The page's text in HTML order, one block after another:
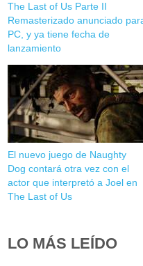
The Last of Us Parte II
Remasterizado anunciado
PC, y ya tiene fecha de
lanzamiento
El nuevo juego de Naughty
Dog contará otra vez con el
actor que interpretó a Joel en
The Last of Us
LO MÁS LEÍDO